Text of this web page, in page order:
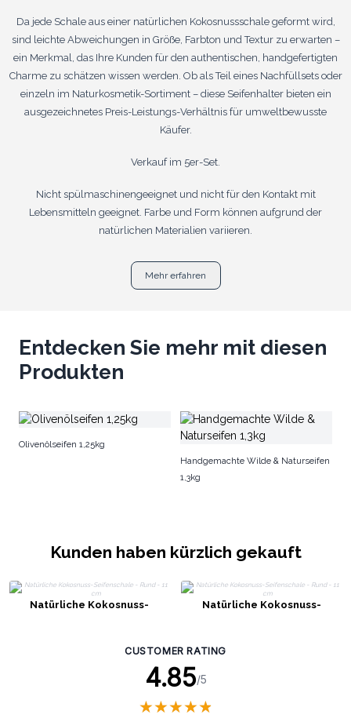
Da jede Schale aus einer natürlichen Kokosnussschale geformt wird,
sind leichte Abweichungen in Größe, Farbton und Textur zu erwarten –
ein Merkmal, das Ihre Kunden für den authentischen, handgefertigten
Charme zu schätzen wissen werden. Ob als Teil eines Nachfüllsets oder
einzeln im Naturkosmetik-Sortiment – ​​diese Seifenhalter bieten ein
ausgezeichnetes Preis-Leistungs-Verhältnis für umweltbewusste
Käufer.
Verkauf im 5er-Set.
Nicht spülmaschinengeeignet und nicht für den Kontakt mit
Lebensmitteln geeignet. Farbe und Form können aufgrund der
natürlichen Materialien variieren.
Mehr erfahren
Entdecken Sie mehr mit diesen
Produkten
Olivenölseifen 1,25kg
Handgemachte Wilde & Naturseifen
1,3kg
Kunden haben kürzlich gekauft
Natürliche Kokosnuss-
Natürliche Kokosnuss-
CUSTOMER RATING
4.85/5
★★★★★
★★★★★